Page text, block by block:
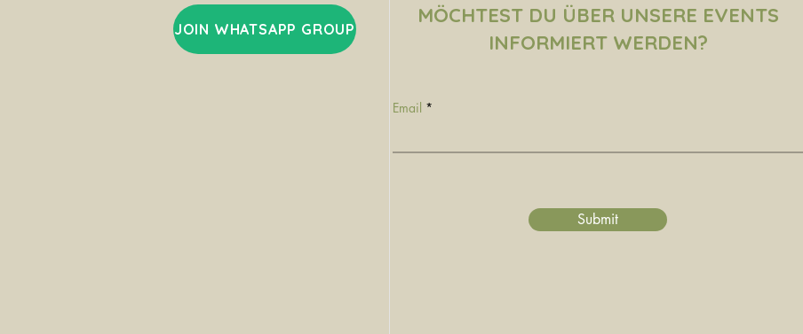
JOIN WHATSAPP GROUP
MÖCHTEST DU ÜBER UNSERE EVENTS
INFORMIERT WERDEN?
Email
Submit